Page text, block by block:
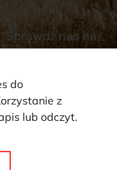
Sprawdź nas na
prawa zastrzeżone ©
do
z
lub odczyt.